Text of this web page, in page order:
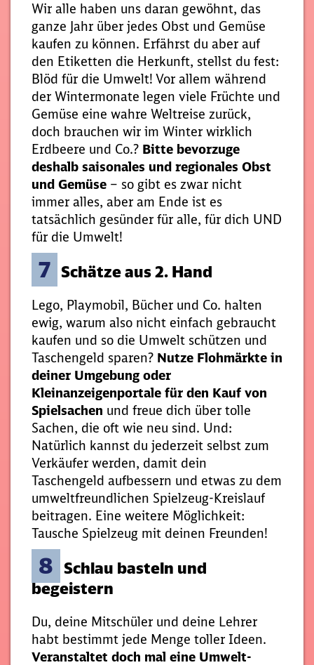
Wir alle haben uns daran gewöhnt, das
ganze Jahr über jedes Obst und Gemüse
kaufen zu können. Erfährst du aber auf
den Etiketten die Herkunft, stellst du fest:
Blöd für die Umwelt! Vor allem während
der Wintermonate legen viele Früchte und
Gemüse eine wahre Weltreise zurück,
doch brauchen wir im Winter wirklich
Erdbeere und Co.? Bitte bevorzuge
deshalb saisonales und regionales Obst
und Gemüse – so gibt es zwar nicht
immer alles, aber am Ende ist es
tatsächlich gesünder für alle, für dich UND
für die Umwelt!
7 Schätze aus 2. Hand
Lego, Playmobil, Bücher und Co. halten
ewig, warum also nicht einfach gebraucht
kaufen und so die Umwelt schützen und
Taschengeld sparen? Nutze Flohmärkte in
deiner Umgebung oder
Kleinanzeigenportale für den Kauf von
Spielsachen und freue dich über tolle
Sachen, die oft wie neu sind. Und:
Natürlich kannst du jederzeit selbst zum
Verkäufer werden, damit dein
Taschengeld aufbessern und etwas zu dem
umweltfreundlichen Spielzeug-Kreislauf
beitragen. Eine weitere Möglichkeit:
Tausche Spielzeug mit deinen Freunden!
8
Schlau basteln und
begeistern
Du, deine Mitschüler und deine Lehrer
habt bestimmt jede Menge toller Ideen.
Veranstaltet doch mal eine Umwelt-